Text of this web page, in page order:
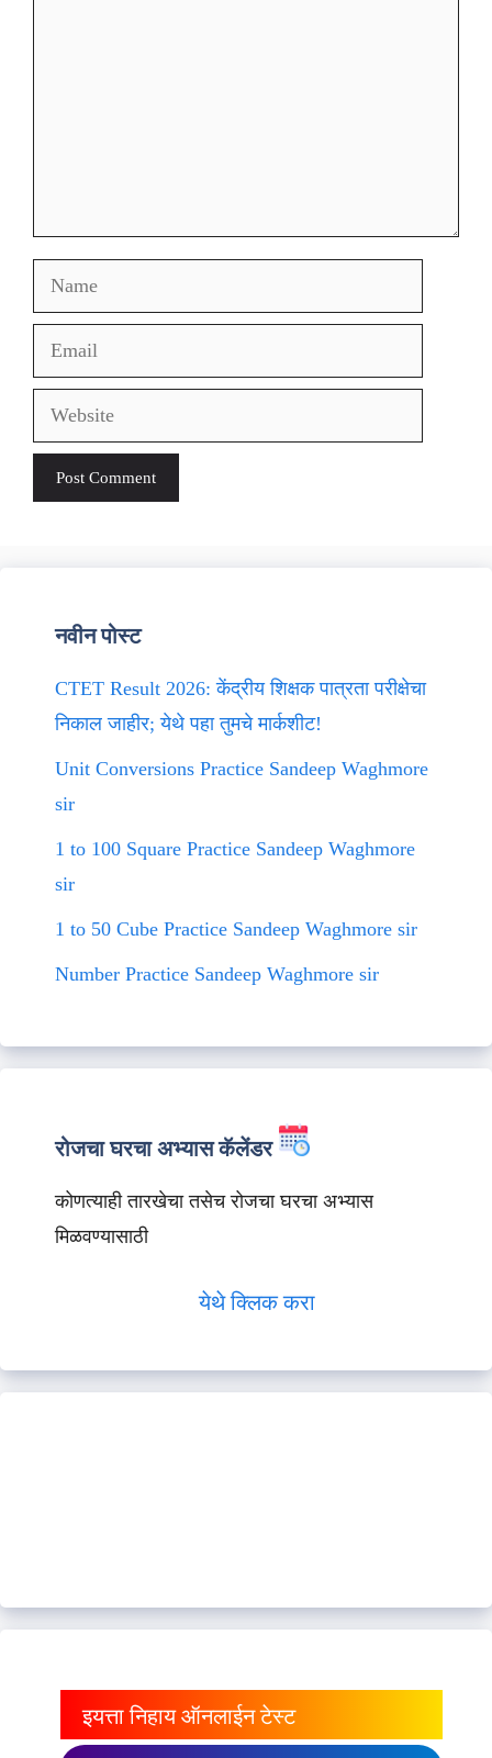
Name
Email
Website
नवीन पोस्ट
CTET Result 2026: केंद्रीय शिक्षक पात्रता परीक्षेचा
निकाल जाहीर; येथे पहा तुमचे मार्कशीट!
Unit Conversions Practice Sandeep Waghmore
sir
1 to 100 Square Practice Sandeep Waghmore
sir
1 to 50 Cube Practice Sandeep Waghmore sir
Number Practice Sandeep Waghmore sir
रोजचा घरचा अभ्यास कॅलेंडर
कोणत्याही तारखेचा तसेच रोजचा घरचा अभ्यास
मिळवण्यासाठी
येथे क्लिक करा
इयत्ता निहाय ऑनलाईन टेस्ट